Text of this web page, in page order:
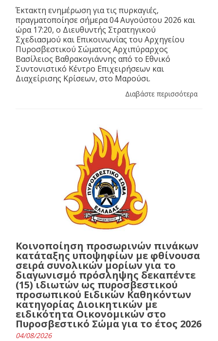
Έκτακτη ενημέρωση για τις πυρκαγιές,
πραγματοποίησε σήμερα 04 Αυγούστου 2026 και
ώρα 17:20, ο Διευθυντής Στρατηγικού
Σχεδιασμού και Επικοινωνίας του Αρχηγείου
Πυροσβεστικού Σώματος Αρχιπύραρχος
Βασίλειος Βαθρακογιάννης από το Εθνικό
Συντονιστικό Κέντρο Επιχειρήσεων και
Διαχείρισης Κρίσεων, στο Μαρούσι.
Διαβάστε περισσότερα
Κοινοποίηση προσωρινών πινάκων
κατάταξης υποψηφίων με φθίνουσα
σειρά συνολικών μορίων για το
διαγωνισμό πρόσληψης δεκαπέντε
(15) ιδιωτών ως πυροσβεστικού
προσωπικού Ειδικών Καθηκόντων
κατηγορίας Διοικητικών με
ειδικότητα Οικονομικών στο
Πυροσβεστικό Σώμα για το έτος 2026
04/08/2026